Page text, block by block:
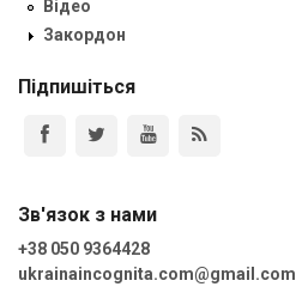
Відео
Закордон
Підпишіться
Зв'язок з нами
+38 050 9364428
ukrainaincognita.com@gmail.com